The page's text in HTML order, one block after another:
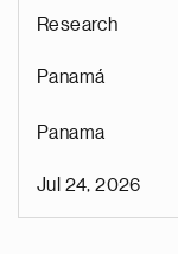
Research
Panamá
Panama
Jul 24, 2026